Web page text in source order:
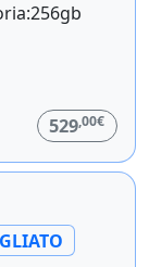
529,00€